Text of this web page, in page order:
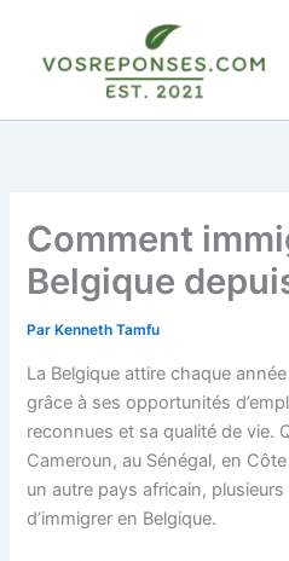
contenu
Comment
Belgique
Par Kenneth Tamfu
La Belgique attire chaque
grâce à ses opportunités
reconnues et sa qualité de vie.
Cameroun, au Sénégal, en
un autre pays africain,
d’immigrer en Belgique.